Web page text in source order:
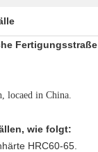
Fertigungsstraße
locaed in China.
wie folgt:
HRC60-65.